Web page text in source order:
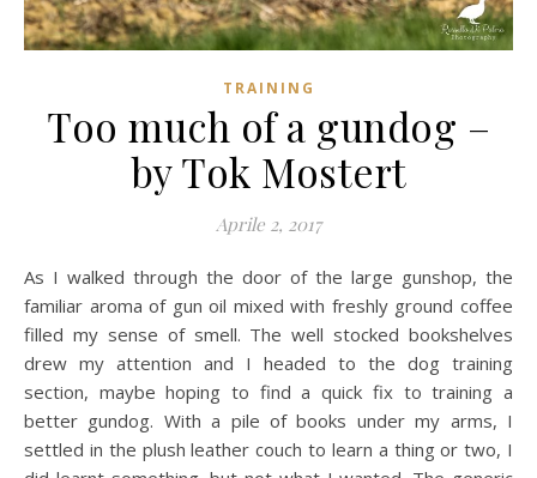
TRAINING
Too much of a gundog –
by Tok Mostert
Aprile 2, 2017
As I walked through the door of the large gunshop, the
familiar aroma of gun oil mixed with freshly ground coffee
filled my sense of smell. The well stocked bookshelves
drew my attention and I headed to the dog training
section, maybe hoping to find a quick fix to training a
better gundog. With a pile of books under my arms, I
settled in the plush leather couch to learn a thing or two, I